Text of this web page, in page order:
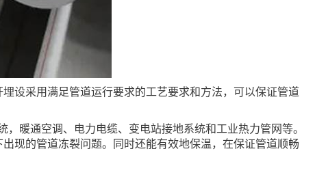
设采用满足管道运行要求的工艺要求和方法，可以保证管道
暖通空调、电力电缆、变电站接地系统和工业热力管网等。
现的管道冻裂问题。同时还能有效地保温，在保证管道顺畅